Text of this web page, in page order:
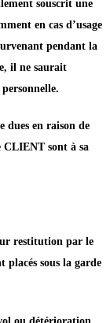
souscrit une
en cas d’usage
pendant la
il ne saurait
dues en raison de
CLIENT sont à sa
restitution par le
placés sous la garde